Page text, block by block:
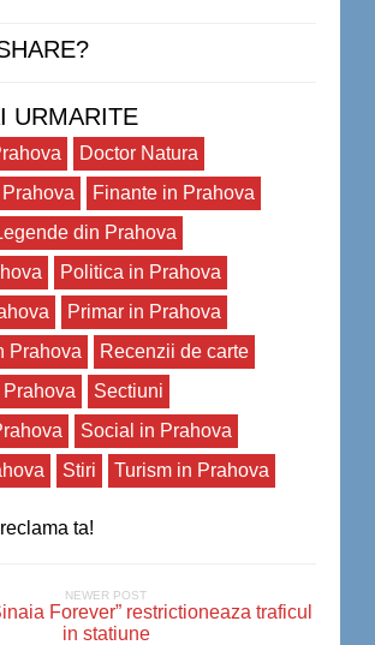
URMARITE
Doctor Natura
Finante in Prahova
din Prahova
Politica in Prahova
Primar in Prahova
Prahova
Recenzii de carte
Sectiuni
Social in Prahova
Stiri Turism in Prahova
ta!
NEWER POST
Forever” restrictioneaza traficul
in statiune